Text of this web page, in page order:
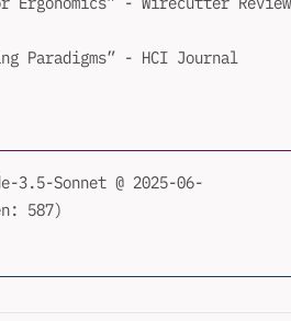
Paradigms” - HCI Journal
3.5-Sonnet @ 2025-06-
587)